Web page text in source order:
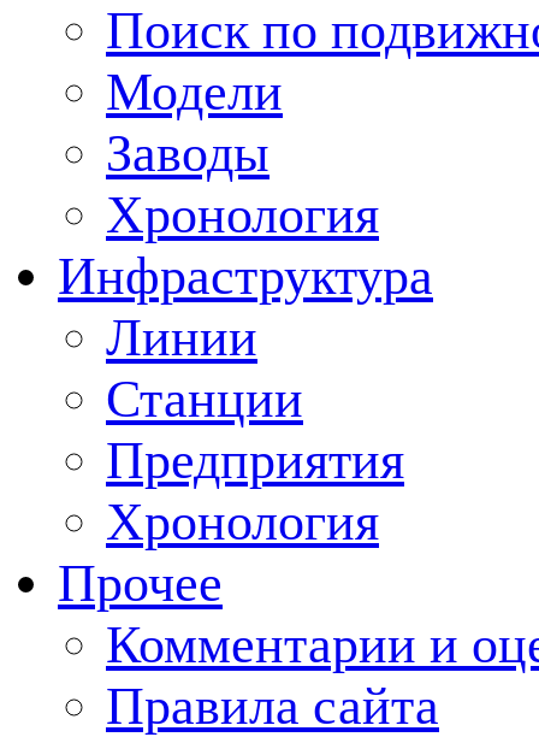
Поиск по
Модели
Заводы
Хронология
Инфраструктура
Линии
Станции
Предприятия
Хронология
Прочее
Комментарии и
Правила сайта